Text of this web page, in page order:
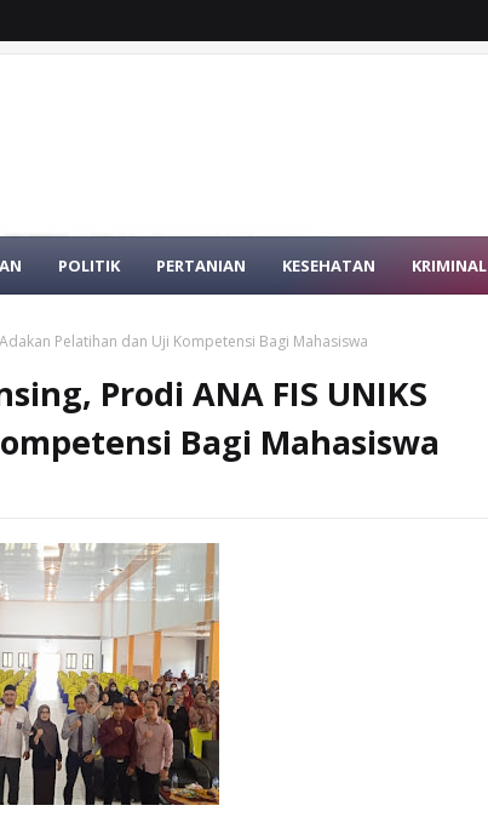
POLITIK PERTANIAN KESEHATAN KRIMINAL
Pelatihan dan Uji Kompetensi Bagi Mahasiswa
Prodi ANA FIS UNIKS
Bagi Mahasiswa